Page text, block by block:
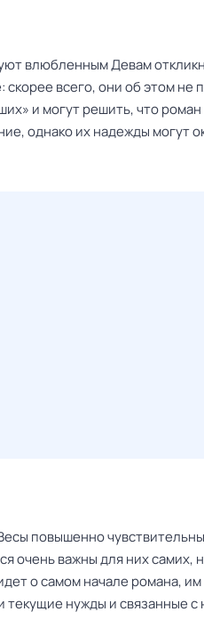
влюбленным Девам
скорее всего, они об этом
и могут решить, что
однако их надежды могут
повышенно
очень важны для них
о самом начале романа,
текущие нужды и связанные